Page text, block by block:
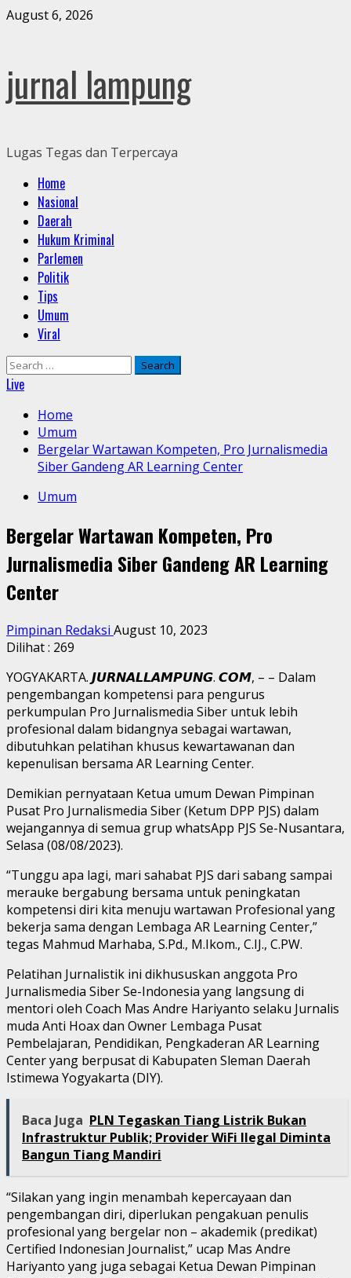
Skip
August 6, 2026
jurnal lampung
Lugas Tegas dan Terpercaya
Primary
Menu
Home
Nasional
Daerah
Hukum Kriminal
Parlemen
Politik
Tips
Umum
Viral
Search
for:
Live
Home
Umum
Bergelar Wartawan Kompeten, Pro Jurnalismedia
Siber Gandeng AR Learning Center
Umum
Bergelar Wartawan Kompeten, Pro
Jurnalismedia Siber Gandeng AR Learning
Center
Pimpinan Redaksi August 10, 2023
Dilihat : 269
YOGYAKARTA. 𝙅𝙐𝙍𝙉𝘼𝙇𝙇𝘼𝙈𝙋𝙐𝙉𝙂. 𝘾𝙊𝙈, – – Dalam
pengembangan kompetensi para pengurus
perkumpulan Pro Jurnalismedia Siber untuk lebih
profesional dalam bidangnya sebagai wartawan,
dibutuhkan pelatihan khusus kewartawanan dan
kepenulisan bersama AR Learning Center.
Demikian pernyataan Ketua umum Dewan Pimpinan
Pusat Pro Jurnalismedia Siber (Ketum DPP PJS) dalam
wejangannya di semua grup whatsApp PJS Se-Nusantara,
Selasa (08/08/2023).
“Tunggu apa lagi, mari sahabat PJS dari sabang sampai
merauke bergabung bersama untuk peningkatan
kompetensi diri kita menuju wartawan Profesional yang
bekerja sama dengan Lembaga AR Learning Center,”
tegas Mahmud Marhaba, S.Pd., M.Ikom., C.IJ., C.PW.
Pelatihan Jurnalistik ini dikhususkan anggota Pro
Jurnalismedia Siber Se-Indonesia yang langsung di
mentori oleh Coach Mas Andre Hariyanto selaku Jurnalis
muda Anti Hoax dan Owner Lembaga Pusat
Pembelajaran, Pendidikan, Pengkaderan AR Learning
Center yang berpusat di Kabupaten Sleman Daerah
Istimewa Yogyakarta (DIY).
Baca Juga PLN Tegaskan Tiang Listrik Bukan
Infrastruktur Publik; Provider WiFi Ilegal Diminta
Bangun Tiang Mandiri
“Silakan yang ingin menambah kepercayaan dan
pengembangan diri, diperlukan pengakuan penulis
profesional yang bergelar non – akademik (predikat)
Certified Indonesian Journalist,” ucap Mas Andre
Hariyanto yang juga sebagai Ketua Dewan Pimpinan